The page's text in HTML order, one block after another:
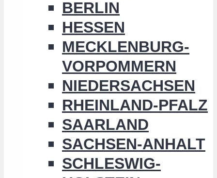
BERLIN
HESSEN
MECKLENBURG-
VORPOMMERN
NIEDERSACHSEN
RHEINLAND-PFALZ
SAARLAND
SACHSEN-ANHALT
SCHLESWIG-